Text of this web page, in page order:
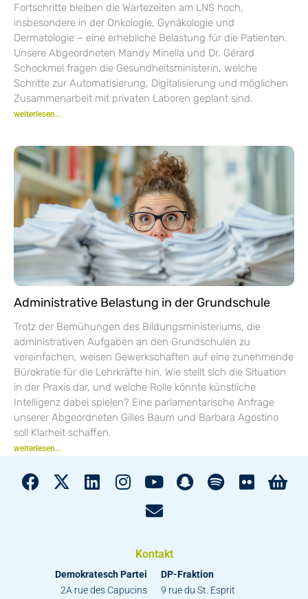
Fortschritte bleiben die Wartezeiten am LNS hoch,
insbesondere in der Onkologie, Gynäkologie und
Dermatologie – eine erhebliche Belastung für die Patienten.
Unsere Abgeordneten Mandy Minella und Dr. Gérard
Schockmel fragen die Gesundheitsministerin, welche
Schritte zur Automatisierung, Digitalisierung und möglichen
Zusammenarbeit mit privaten Laboren geplant sind.
weiterlesen...
Administrative Belastung in der Grundschule
Trotz der Bemühungen des Bildungsministeriums, die
administrativen Aufgaben an den Grundschulen zu
vereinfachen, weisen Gewerkschaften auf eine zunehmende
Bürokratie für die Lehrkräfte hin. Wie stellt sich die Situation
in der Praxis dar, und welche Rolle könnte künstliche
Intelligenz dabei spielen? Eine parlamentarische Anfrage
unserer Abgeordneten Gilles Baum und Barbara Agostino
soll Klarheit schaffen.
weiterlesen...
Kontakt
Demokratesch Partei
2A rue des Capucins
DP-Fraktion
9 rue du St. Esprit